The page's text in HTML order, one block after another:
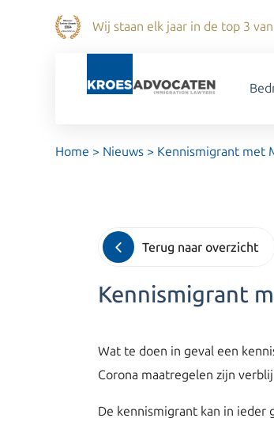
Wij staan elk jaar in de top 3
Home > Nieuws > Kennismigrant met
Terug naar overzicht
Kennismigrant
Wat te doen in geval een
Corona maatregelen zijn
De kennismigrant kan in ieder